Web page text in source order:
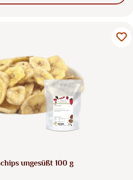
von 4.33 von 5 Sternen
ungesüßt 100 g